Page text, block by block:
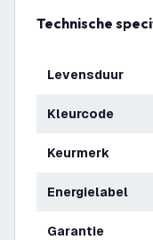
Technische
Levensduur
Kleurcode
Keurmerk
Energielabel
Garantie